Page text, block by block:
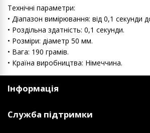
Технічні параметри:
• Діапазон вимірювання: від 0,1 секунди
• Роздільна здатність: 0,1 секунди.
• Розміри: діаметр 50 мм.
• Вага: 190 грамів.
• Країна виробництва: Німеччина.
Інформація
Служба підтримки